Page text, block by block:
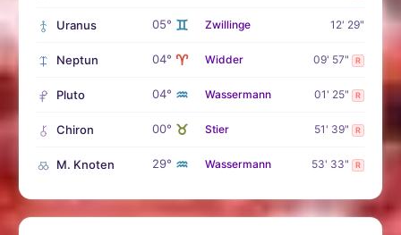
Uranus 05° ♊ Zwillinge 12' 29"
Neptun 04° ♈ Widder 09' 57" R
Pluto 04° ♒ Wassermann 01' 25" R
Chiron 00° ♉ Stier 51' 39" R
M. Knoten 29° ♒ Wassermann 53' 33" R